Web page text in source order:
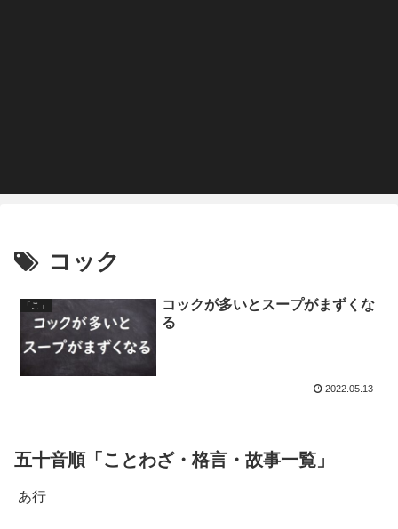
コック
「こ」
コックが多いとスープがまずくな
る
2022.05.13
五十音順「ことわざ・格言・故事一覧」
あ行